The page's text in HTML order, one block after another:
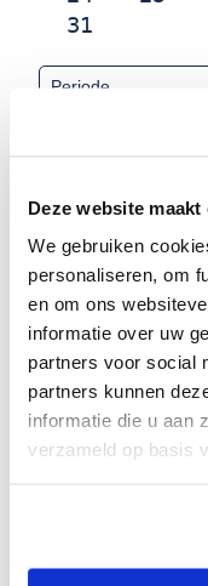
Deze website
We gebruiken
personaliseren, om
en om ons
informatie over uw
partners voor social
partners kunnen
informatie die u aan
verzameld op basis
31
Regio
Epiros
Plaats